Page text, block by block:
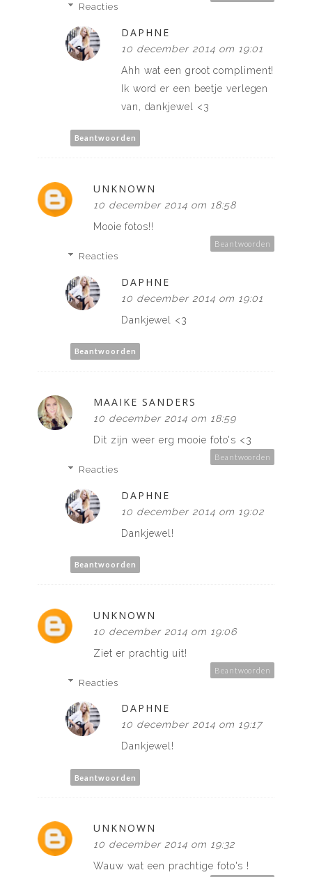
Reacties
DAPHNE
10 december 2014 om 19:01
Ahh wat een groot compliment!
Ik word er een beetje verlegen
van, dankjewel <3
Beantwoorden
UNKNOWN
10 december 2014 om 18:58
Mooie fotos!!
Beantwoorden
Reacties
DAPHNE
10 december 2014 om 19:01
Dankjewel <3
Beantwoorden
MAAIKE SANDERS
10 december 2014 om 18:59
Dit zijn weer erg mooie foto's <3
Beantwoorden
Reacties
DAPHNE
10 december 2014 om 19:02
Dankjewel!
Beantwoorden
UNKNOWN
10 december 2014 om 19:06
Ziet er prachtig uit!
Beantwoorden
Reacties
DAPHNE
10 december 2014 om 19:17
Dankjewel!
Beantwoorden
UNKNOWN
10 december 2014 om 19:32
Wauw wat een prachtige foto's !